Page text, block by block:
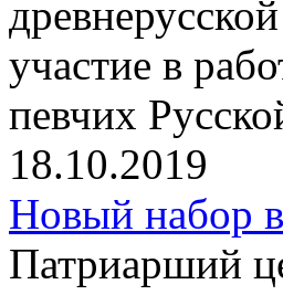
участие в
певчих
18.10.2019
Новый набор
Патриарший